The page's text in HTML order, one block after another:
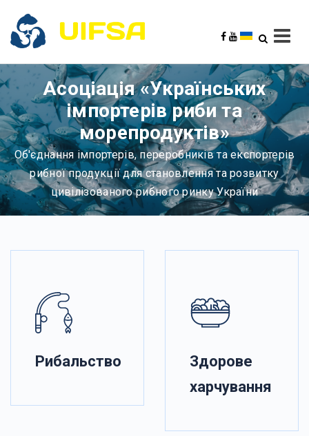
Асоціація «Українських
імпортерів риби та
морепродуктів»
Об'єднання імпортерів, переробників та експортерів
рибної продукції для становлення та розвитку
цивілізованого рибного ринку України
Рибальство
Здорове
харчування